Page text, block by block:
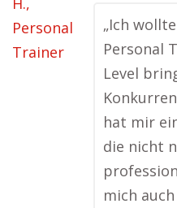
„Ich
Personal
Level
hat mir
die nicht
mich